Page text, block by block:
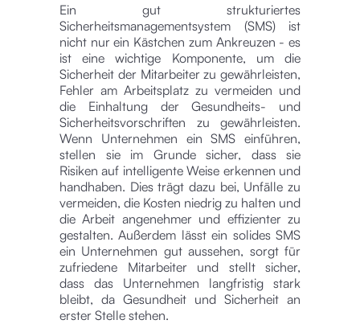
Ein gut strukturiertes
Sicherheitsmanagementsystem (SMS) ist
nicht nur ein Kästchen zum Ankreuzen - es
ist eine wichtige Komponente, um die
Sicherheit der Mitarbeiter zu gewährleisten,
Fehler am Arbeitsplatz zu vermeiden und
die Einhaltung der Gesundheits- und
Sicherheitsvorschriften zu gewährleisten.
Wenn Unternehmen ein SMS einführen,
stellen sie im Grunde sicher, dass sie
Risiken auf intelligente Weise erkennen und
handhaben. Dies trägt dazu bei, Unfälle zu
vermeiden, die Kosten niedrig zu halten und
die Arbeit angenehmer und effizienter zu
gestalten. Außerdem lässt ein solides SMS
ein Unternehmen gut aussehen, sorgt für
zufriedene Mitarbeiter und stellt sicher,
dass das Unternehmen langfristig stark
bleibt, da Gesundheit und Sicherheit an
erster Stelle stehen.